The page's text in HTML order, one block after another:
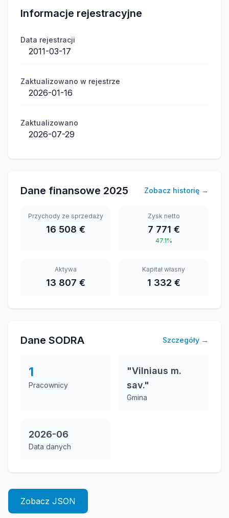
Informacje rejestracyjne
Data rejestracji
2011-03-17
Zaktualizowano w rejestrze
2026-01-16
Zaktualizowano
2026-07-29
Dane finansowe 2025 Zobacz historię →
Przychody ze sprzedaży
16 508 €
Zysk netto
7 771 €
47.1%
Aktywa
13 807 €
Kapitał własny
1 332 €
Dane SODRA Szczegóły →
1
Pracownicy
"Vilniaus m.
sav."
Gmina
2026-06
Data danych
Zobacz JSON